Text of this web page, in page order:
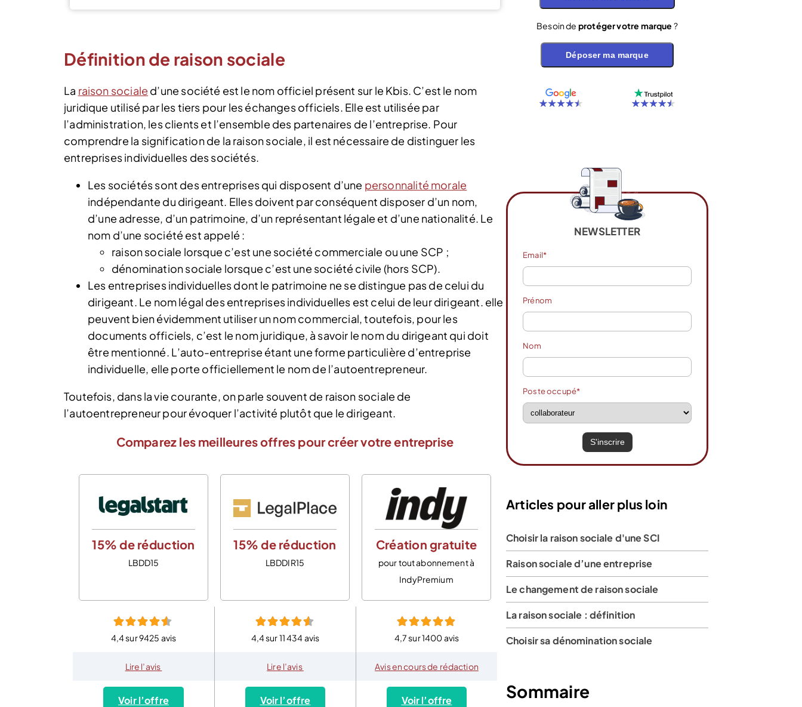
Définition de raison sociale
La raison sociale d’une société est le nom officiel présent sur le Kbis. C’est le nom
juridique utilisé par les tiers pour les échanges officiels. Elle est utilisée par
l’administration, les clients et l’ensemble des partenaires de l’entreprise. Pour
comprendre la signification de la raison sociale, il est nécessaire de distinguer les
entreprises individuelles des sociétés.
Les sociétés sont des entreprises qui disposent d’une personnalité morale
indépendante du dirigeant. Elles doivent par conséquent disposer d’un nom,
d’une adresse, d’un patrimoine, d’un représentant légale et d’une nationalité. Le
nom d’une société est appelé :
raison sociale lorsque c’est une société commerciale ou une SCP ;
dénomination sociale lorsque c’est une société civile (hors SCP).
Les entreprises individuelles dont le patrimoine ne se distingue pas de celui du
dirigeant. Le nom légal des entreprises individuelles est celui de leur dirigeant. elle
peuvent bien évidemment utiliser un nom commercial, toutefois, pour les
documents officiels, c’est le nom juridique, à savoir le nom du dirigeant qui doit
être mentionné. L’auto-entreprise étant une forme particulière d’entreprise
individuelle, elle porte officiellement le nom de l’autoentrepreneur.
Toutefois, dans la vie courante, on parle souvent de raison sociale de
l’autoentrepreneur pour évoquer l’activité plutôt que le dirigeant.
Comparez les meilleures offres pour créer votre entreprise
15% de réduction
LBDD15
4,4 sur 9425 avis
Lire l’avis
Voir l’offre
15% de réduction
LBDDIR15
4,4 sur 11 434 avis
Lire l’avis
Voir l’offre
Création gratuite
pour tout abonnement à
IndyPremium
4,7 sur 1400 avis
Avis en cours de rédaction
Voir l’offre
Besoin de protéger votre marque ?
Déposer ma marque
NEWSLETTER
Email*
Prénom
Nom
Poste occupé*
Articles pour aller plus loin
Choisir la raison sociale d'une SCI
Raison sociale d’une entreprise
Le changement de raison sociale
La raison sociale : définition
Choisir sa dénomination sociale
Sommaire